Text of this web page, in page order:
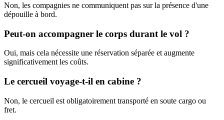
Non, les compagnies ne communiquent pas sur la présence d'une
dépouille à bord.
Peut-on accompagner le corps durant le vol ?
Oui, mais cela nécessite une réservation séparée et augmente
significativement les coûts.
Le cercueil voyage-t-il en cabine ?
Non, le cercueil est obligatoirement transporté en soute cargo ou
fret.